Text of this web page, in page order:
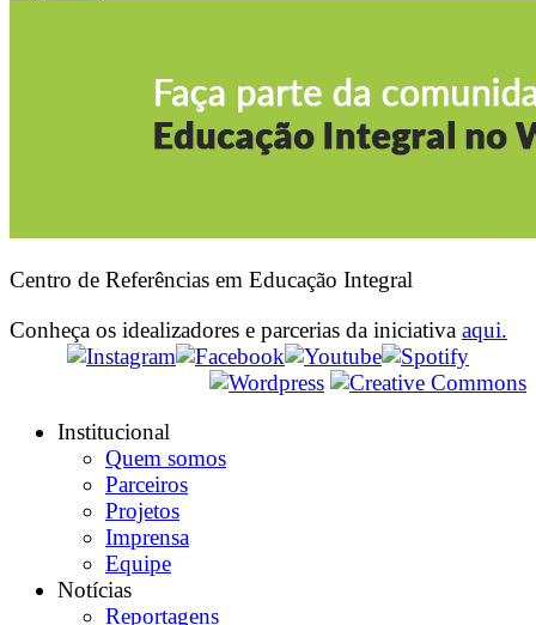
Centro de Referências em Educação Integral
Conheça os idealizadores e parcerias da iniciativa aqui.
Institucional
Quem somos
Parceiros
Projetos
Imprensa
Equipe
Notícias
Reportagens